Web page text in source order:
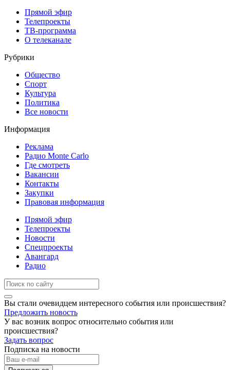
Прямой эфир
Телепроекты
ТВ-программа
О телеканале
Рубрики
Общество
Спорт
Культура
Политика
Все новости
Информация
Реклама
Радио Monte Carlo
Где смотреть
Вакансии
Контакты
Закупки
Правовая информация
Прямой эфир
Телепроекты
Новости
Спецпроекты
Авангард
Радио
Вы стали очевидцем интересного события или происшествия?
Предложить новость
У вас возник вопрос относительно события или
происшествия?
Задать вопрос
Подписка на новости